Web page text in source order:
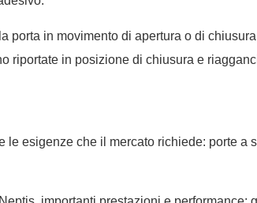
porta in movimento di apertura o di
riportate in posizione di chiusura e
esigenze che il mercato richiede: porte a